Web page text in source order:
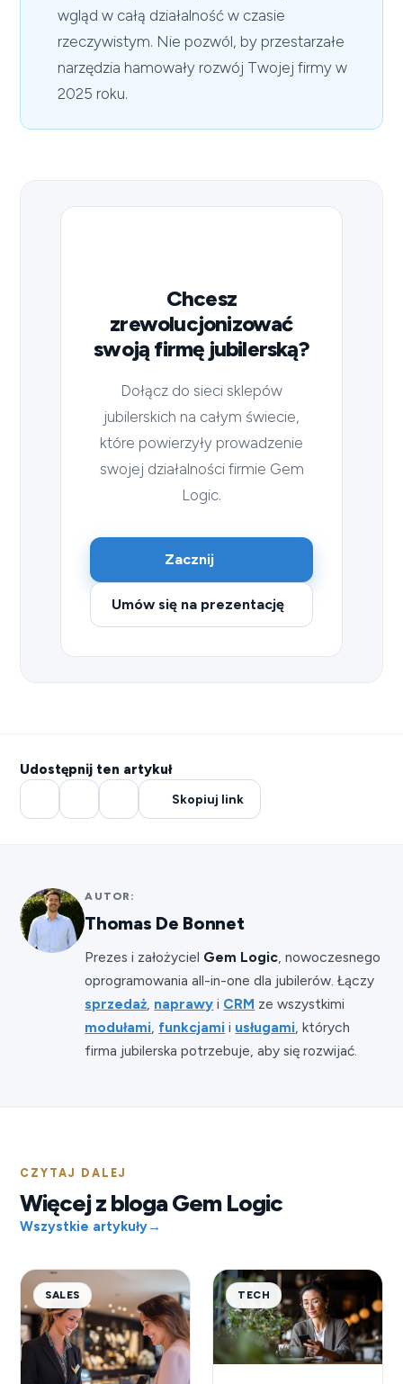
wgląd w całą działalność w czasie
rzeczywistym. Nie pozwól, by przestarzałe
narzędzia hamowały rozwój Twojej firmy w
2025 roku.
Chcesz
zrewolucjonizować
swoją firmę jubilerską?
Dołącz do sieci sklepów
jubilerskich na całym świecie,
które powierzyły prowadzenie
swojej działalności firmie Gem
Logic.
Zacznij
Umów się na prezentację
Udostępnij ten artykuł
Skopiuj link
AUTOR:
Thomas De Bonnet
Prezes i założyciel Gem Logic, nowoczesnego
oprogramowania all-in-one dla jubilerów. Łączy
sprzedaż, naprawy i CRM ze wszystkimi
modułami, funkcjami i usługami, których
firma jubilerska potrzebuje, aby się rozwijać.
CZYTAJ DALEJ
Więcej z bloga Gem Logic
Wszystkie artykuły→
SALES TECH